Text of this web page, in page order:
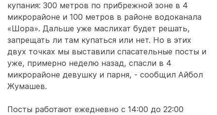
купания: 300 метров по прибрежной зоне в 4
микрорайоне и 100 метров в районе водоканала
«Шора». Дальше уже маслихат будет решать,
запрещать ли там купаться или нет. Но в этих
двух точках мы выставили спасательные посты и
уже, примерно неделю назад, спасли в 4
микрорайоне девушку и парня, - сообщил Айбол
Жумашев.
Посты работают ежедневно с 14:00 до 22:00